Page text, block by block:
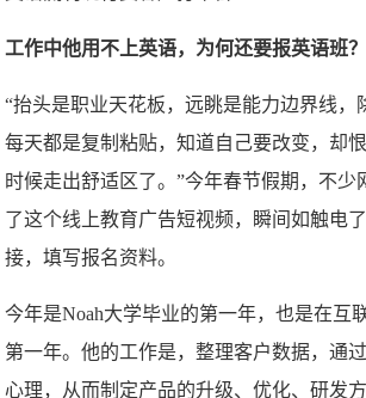
工作中他用不上英语，为何还要报英语班？
“抬头是职业天花板，远眺是能力边界线，
每天都是复制粘贴，知道自己要改变，却
时候走出舒适区了。”今年春节假期，不少
了这个线上教育广告短视频，瞬间如触电
接，填写报名资料。
今年是Noah大学毕业的第一年，也是在互
第一年。他的工作是，整理客户数据，通
心理，从而制定产品的升级、优化、研发方